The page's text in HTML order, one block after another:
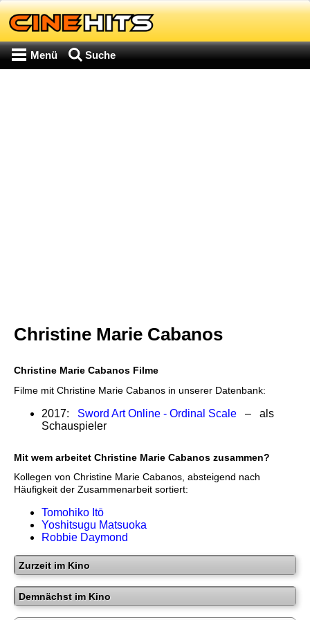
Menü Suche
Christine Marie Cabanos
Christine Marie Cabanos Filme
Filme mit Christine Marie Cabanos in unserer Datenbank:
2017: Sword Art Online - Ordinal Scale – als
Schauspieler
Mit wem arbeitet Christine Marie Cabanos zusammen?
Kollegen von Christine Marie Cabanos, absteigend nach
Häufigkeit der Zusammenarbeit sortiert:
Tomohiko Itō
Yoshitsugu Matsuoka
Robbie Daymond
Zurzeit im Kino
Demnächst im Kino